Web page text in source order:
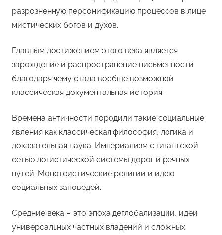
разрозненную персонификацию процессов в лице
мистических богов и духов.
Главным достижением этого века является
зарождение и распространение письменности
благодаря чему стала вообще возможной
классическая документальная история.
Времена античности породили такие социальные
явления как классическая философия, логика и
доказательная наука. Империализм с гигантской
сетью логистической системы дорог и речных
путей. Монотеистические религии и идею
социальных заповедей.
Средние века – это эпоха деглобализации, идеи
универсальных частных владений и сложных